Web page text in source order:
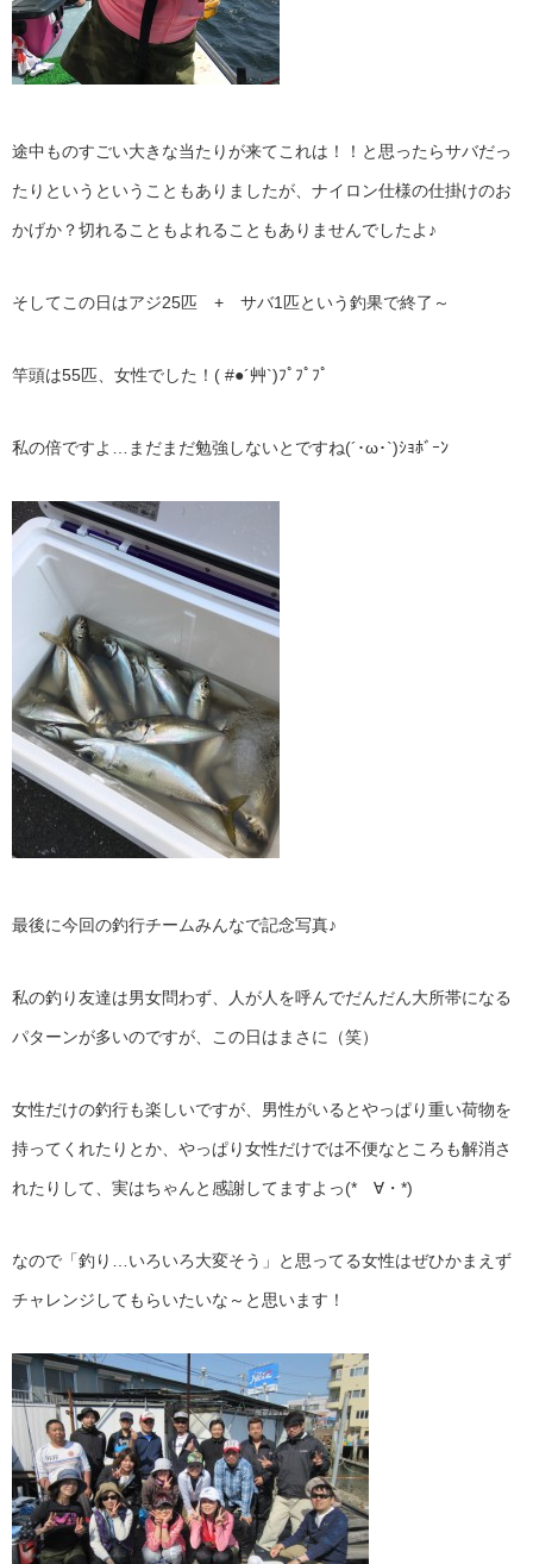
途中ものすごい大きな当たりが来てこれは！！と思ったらサバだっ
たりというということもありましたが、ナイロン仕様の仕掛けのお
かげか？切れることもよれることもありませんでしたよ♪
そしてこの日はアジ25匹 + サバ1匹という釣果で終了～
竿頭は55匹、女性でした！( #●´艸`)ﾌﾟﾌﾟﾌﾟ
私の倍ですよ…まだまだ勉強しないとですね(´･ω･`)ｼｮﾎﾞｰﾝ
最後に今回の釣行チームみんなで記念写真♪
私の釣り友達は男女問わず、人が人を呼んでだんだん大所帯になる
パターンが多いのですが、この日はまさに（笑）
女性だけの釣行も楽しいですが、男性がいるとやっぱり重い荷物を
持ってくれたりとか、やっぱり女性だけでは不便なところも解消さ
れたりして、実はちゃんと感謝してますよっ(*ゝ∀・*)
なので「釣り…いろいろ大変そう」と思ってる女性はぜひかまえず
チャレンジしてもらいたいな～と思います！